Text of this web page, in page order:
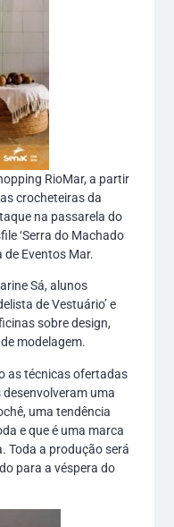
RioMar, a partir
crocheteiras da
na passarela do
‘Serra do Machado
de Eventos Mar.
Sá, alunos
de Vestuário’ e
sobre design,
modelagem.
as técnicas ofertadas
uma
uma tendência
e que é uma marca
Toda a produção será
para a véspera do